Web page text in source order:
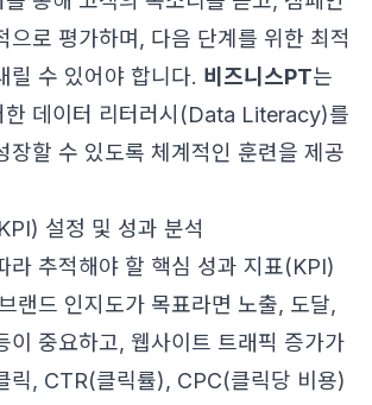
으로 평가하며, 다음 단계를 위한 최적
릴 수 있어야 합니다. 비즈니스PT는
한 데이터 리터러시(Data Literacy)를
장할 수 있도록 체계적인 훈련을 제공
설정 및 성과 분석
라 추적해야 할 핵심 성과 지표(KPI)
랜드 인지도가 목표라면 노출, 도달,
이 중요하고, 웹사이트 트래픽 증가가
릭, CTR(클릭률), CPC(클릭당 비용)